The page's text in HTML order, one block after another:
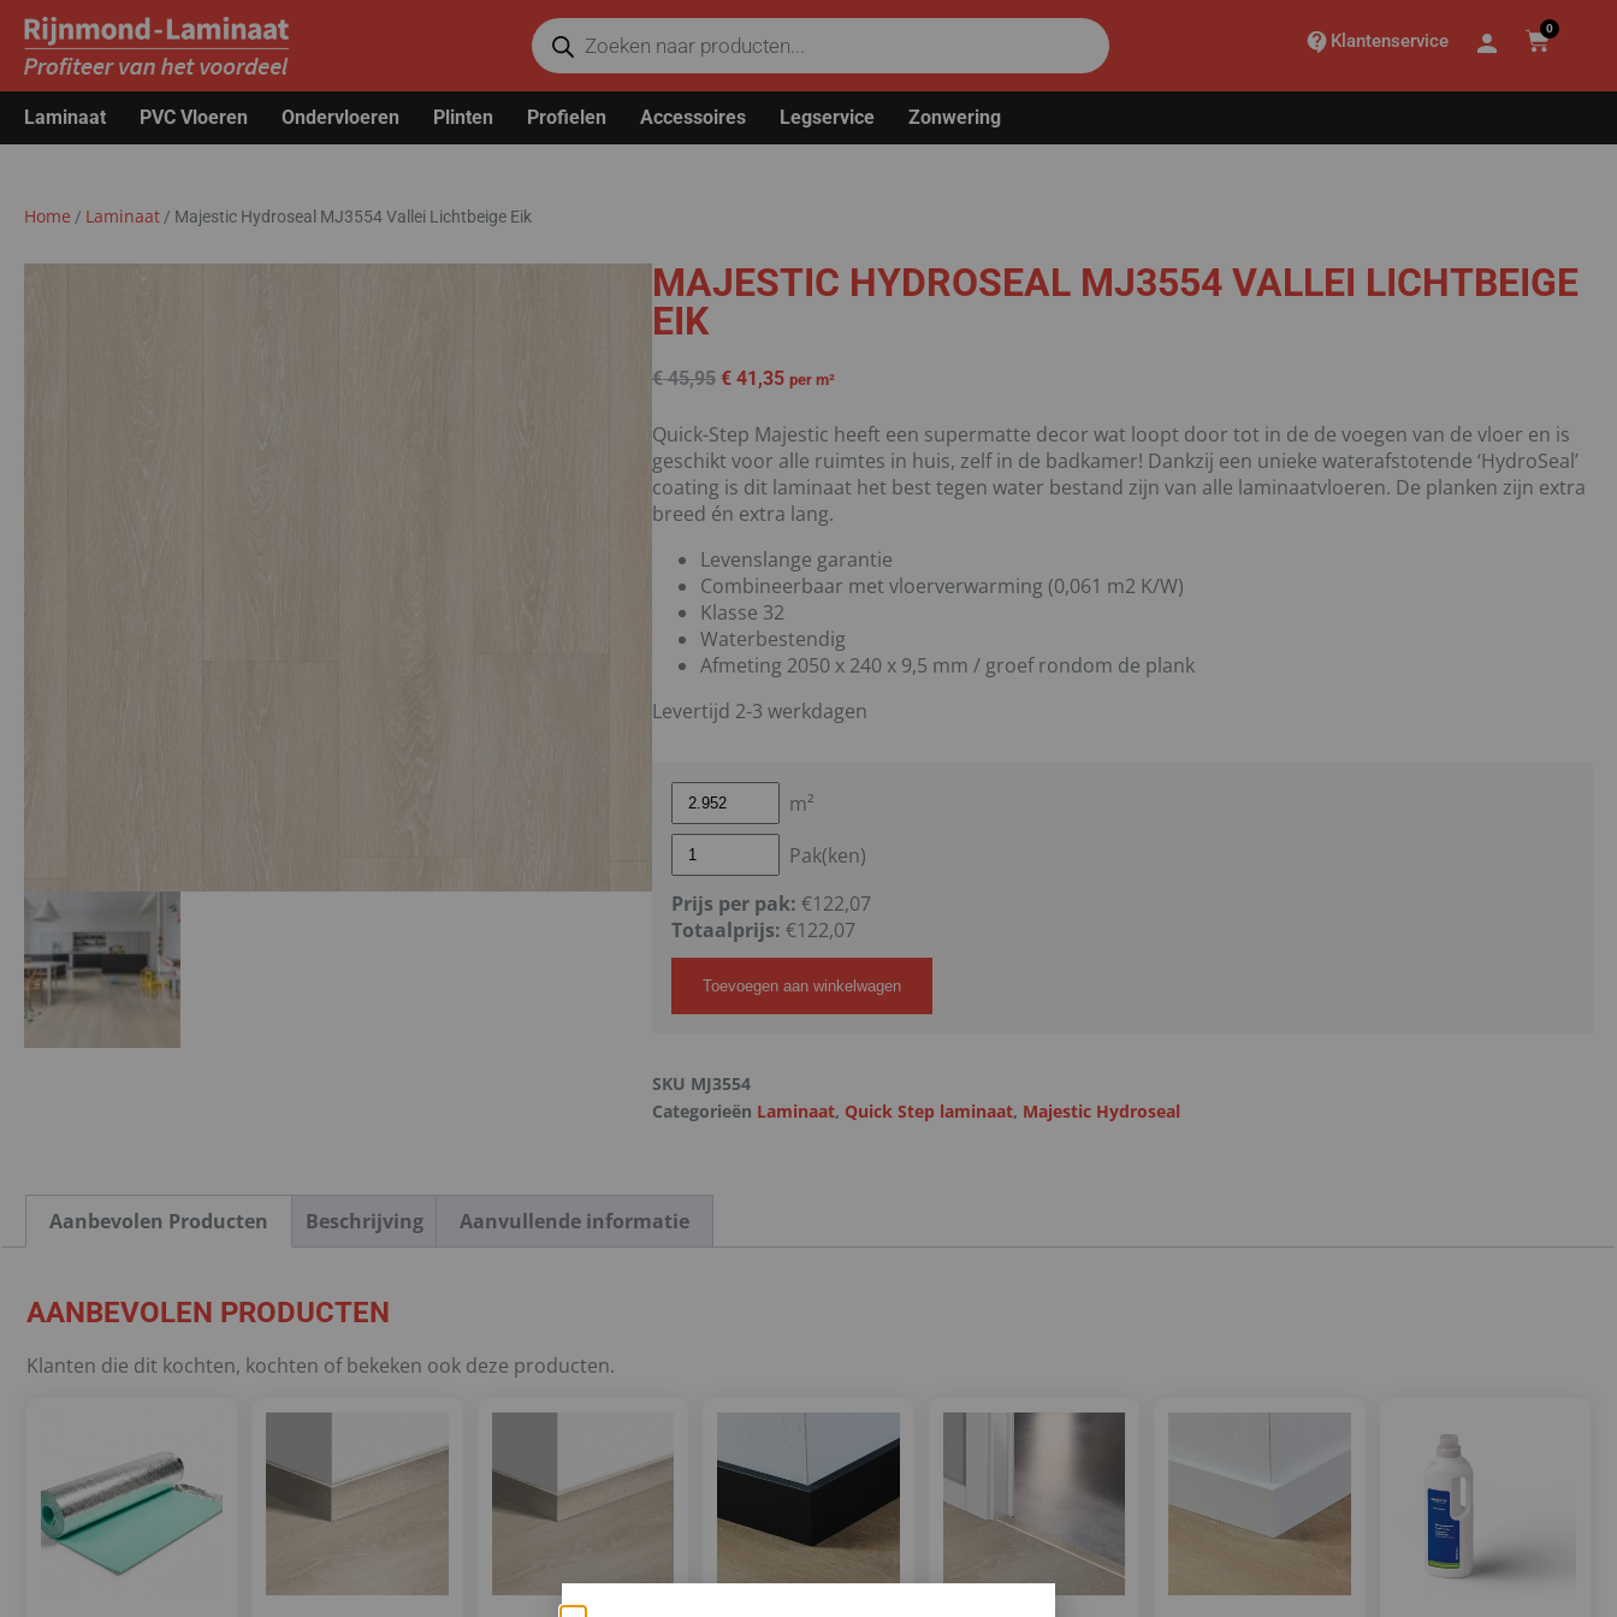
Klantenservice
0
Laminaat PVC Vloeren Ondervloeren Plinten Profielen Accessoires Legservice Zonwering
Home / Laminaat / Majestic Hydroseal MJ3554 Vallei Lichtbeige Eik
MAJESTIC HYDROSEAL MJ3554 VALLEI LICHTBEIGE
EIK
€45,95 €41,35 per m²
Quick-Step Majestic heeft een supermatte decor wat loopt door tot in de de voegen van de vloer en is
geschikt voor alle ruimtes in huis, zelf in de badkamer! Dankzij een unieke waterafstotende ‘HydroSeal’
coating is dit laminaat het best tegen water bestand zijn van alle laminaatvloeren. De planken zijn extra
breed én extra lang.
Levenslange garantie
Combineerbaar met vloerverwarming (0,061 m2 K/W)
Klasse 32
Waterbestendig
Afmeting 2050 x 240 x 9,5 mm / groef rondom de plank
Levertijd 2-3 werkdagen
m²
Pak(ken)
Prijs per pak: €122,07
Totaalprijs: €122,07
Toevoegen aan winkelwagen
SKU MJ3554
Categorieën Laminaat, Quick Step laminaat, Majestic Hydroseal
Aanbevolen Producten Beschrijving Aanvullende informatie
AANBEVOLEN PRODUCTEN
Klanten die dit kochten, kochten of bekeken ook deze producten.